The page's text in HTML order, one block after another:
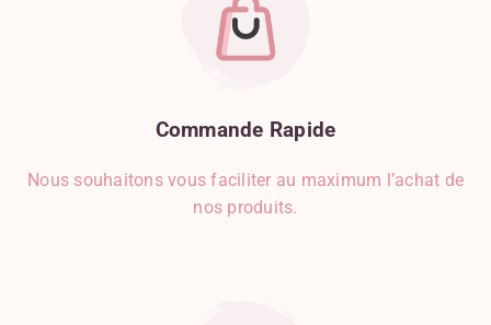
Commande Rapide
Nous souhaitons vous faciliter au maximum l’achat de
nos produits.